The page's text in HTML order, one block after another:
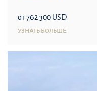
от 762 300 USD
УЗНАТЬ БОЛЬШЕ